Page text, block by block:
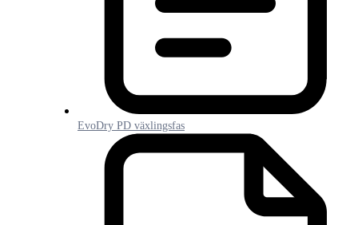
EvoDry PD växlingsfas